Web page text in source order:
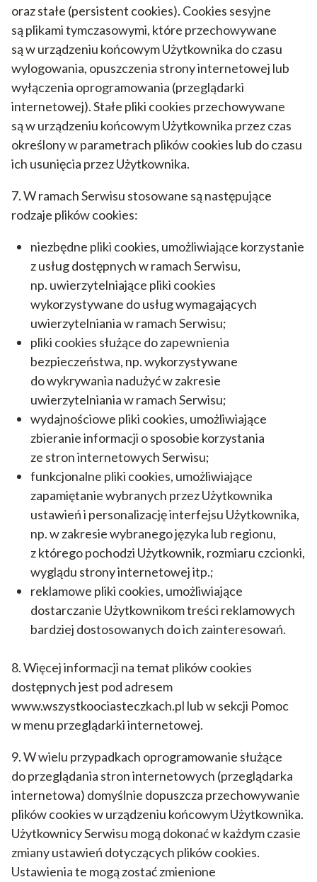
oraz stałe (persistent cookies). Cookies sesyjne
są plikami tymczasowymi, które przechowywane
są w urządzeniu końcowym Użytkownika do czasu
wylogowania, opuszczenia strony internetowej lub
wyłączenia oprogramowania (przeglądarki
internetowej). Stałe pliki cookies przechowywane
są w urządzeniu końcowym Użytkownika przez czas
określony w parametrach plików cookies lub do czasu
ich usunięcia przez Użytkownika.
7. W ramach Serwisu stosowane są następujące
rodzaje plików cookies:
niezbędne pliki cookies, umożliwiające korzystanie
z usług dostępnych w ramach Serwisu,
np. uwierzytelniające pliki cookies
wykorzystywane do usług wymagających
uwierzytelniania w ramach Serwisu;
pliki cookies służące do zapewnienia
bezpieczeństwa, np. wykorzystywane
do wykrywania nadużyć w zakresie
uwierzytelniania w ramach Serwisu;
wydajnościowe pliki cookies, umożliwiające
zbieranie informacji o sposobie korzystania
ze stron internetowych Serwisu;
funkcjonalne pliki cookies, umożliwiające
zapamiętanie wybranych przez Użytkownika
ustawień i personalizację interfejsu Użytkownika,
np. w zakresie wybranego języka lub regionu,
z którego pochodzi Użytkownik, rozmiaru czcionki,
wyglądu strony internetowej itp.;
reklamowe pliki cookies, umożliwiające
dostarczanie Użytkownikom treści reklamowych
bardziej dostosowanych do ich zainteresowań.
8. Więcej informacji na temat plików cookies
dostępnych jest pod adresem
www.wszystkoociasteczkach.pl lub w sekcji Pomoc
w menu przeglądarki internetowej.
9. W wielu przypadkach oprogramowanie służące
do przeglądania stron internetowych (przeglądarka
internetowa) domyślnie dopuszcza przechowywanie
plików cookies w urządzeniu końcowym Użytkownika.
Użytkownicy Serwisu mogą dokonać w każdym czasie
zmiany ustawień dotyczących plików cookies.
Ustawienia te mogą zostać zmienione